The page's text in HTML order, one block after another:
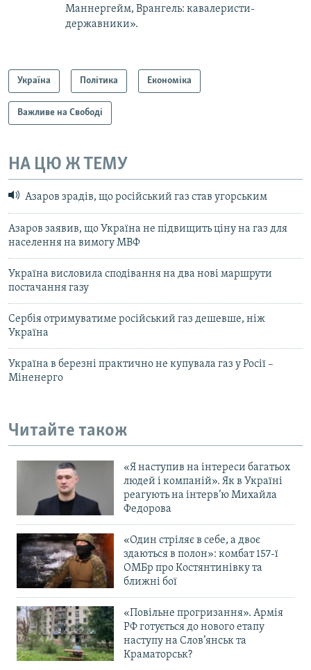
Маннергейм, Врангель: кавалеристи-
державники».
Україна Політика Економіка
Важливе на Свободі
НА ЦЮ Ж ТЕМУ
Азаров зрадів, що російський газ став угорським
Азаров заявив, що Україна не підвищить ціну на газ для
населення на вимогу МВФ
Україна висловила сподівання на два нові маршрути
постачання газу
Сербія отримуватиме російський газ дешевше, ніж
Україна
Україна в березнi практично не купувала газ у Росiї –
Мiненерго
Читайте також
«Я наступив на інтереси багатьох
людей і компаній». Як в Україні
реагують на інтерв’ю Михайла
Федорова
«Один стріляє в себе, а двоє
здаються в полон»: комбат 157-ї
ОМБр про Костянтинівку та
ближні бої
«Повільне прогризання». Армія
РФ готується до нового етапу
наступу на Слов’янськ та
Краматорськ?